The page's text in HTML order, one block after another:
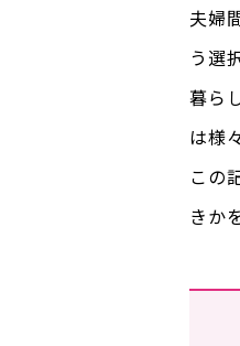
夫婦
う選
暮ら
は様
この
きか